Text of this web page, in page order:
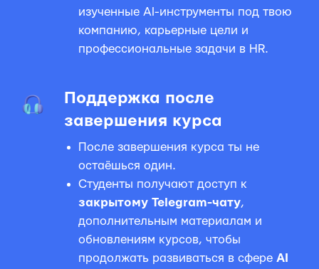
изученные AI-инструменты под твою
компанию, карьерные цели и
профессиональные задачи в HR.
Поддержка после
завершения курса
После завершения курса ты не
остаёшься один.
Студенты получают доступ к
закрытому Telegram-чату,
дополнительным материалам и
обновлениям курсов, чтобы
продолжать развиваться в сфере AI